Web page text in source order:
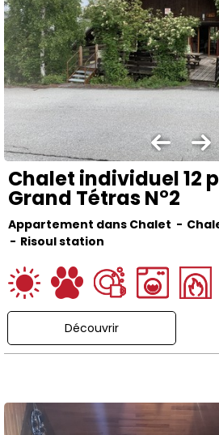
Chalet individuel 12
Grand Tétras N°2
Appartement dans Chalet
Risoul station
Découvrir